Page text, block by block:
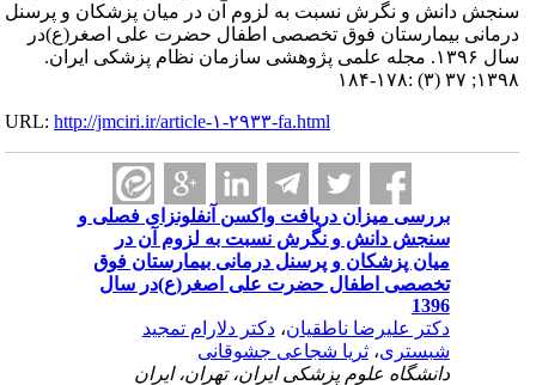
سنجش دانش و نگرش نسبت به لزوم آن در میان پزشکان و پرسنل
درمانی بیمارستان فوق تخصصی اطفال حضرت علی اصغر(ع)در
سال ۱۳۹۶. مجله علمی پژوهشی سازمان نظام پزشکی ایران.
۱۳۹۸; ۳۷ (۳) :۱۷۸-۱۸۴
URL:http://jmciri.ir/article-۱-۲۹۳۳-fa.html
بررسی میزان دریافت واکسن آنفلونزای فصلی و
سنجش دانش و نگرش نسبت به لزوم آن در
میان پزشکان و پرسنل درمانی بیمارستان فوق
تخصصی اطفال حضرت علی اصغر(ع)در سال
1396
دکتر علیرضا ناطقیان،دکتر دلارام تمجید
شبستری،ثریا شجاعی جشوقانی
دانشگاه علوم پزشکی ایران، تهران، ایران